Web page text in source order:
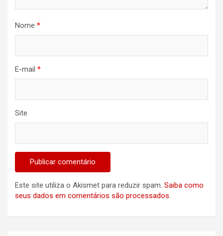
Nome *
E-mail *
Site
Este site utiliza o Akismet para reduzir spam. Saiba como
seus dados em comentários são processados.